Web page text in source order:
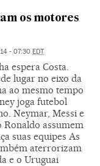
os motores
- 07:30 EDT
espera Costa.
lugar no eixo da
ao mesmo tempo
joga futebol
Neymar, Messi e
Ronaldo assumem
suas equipes As
aterrorizam
e o Uruguai